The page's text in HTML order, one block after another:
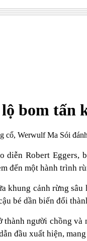
bom tấn
cổ, Werwulf Ma Sói
diễn Robert
đến một hành trình
cảnh rừng
bé dần biến đổi
thành người chồng
đầu xuất hiện,